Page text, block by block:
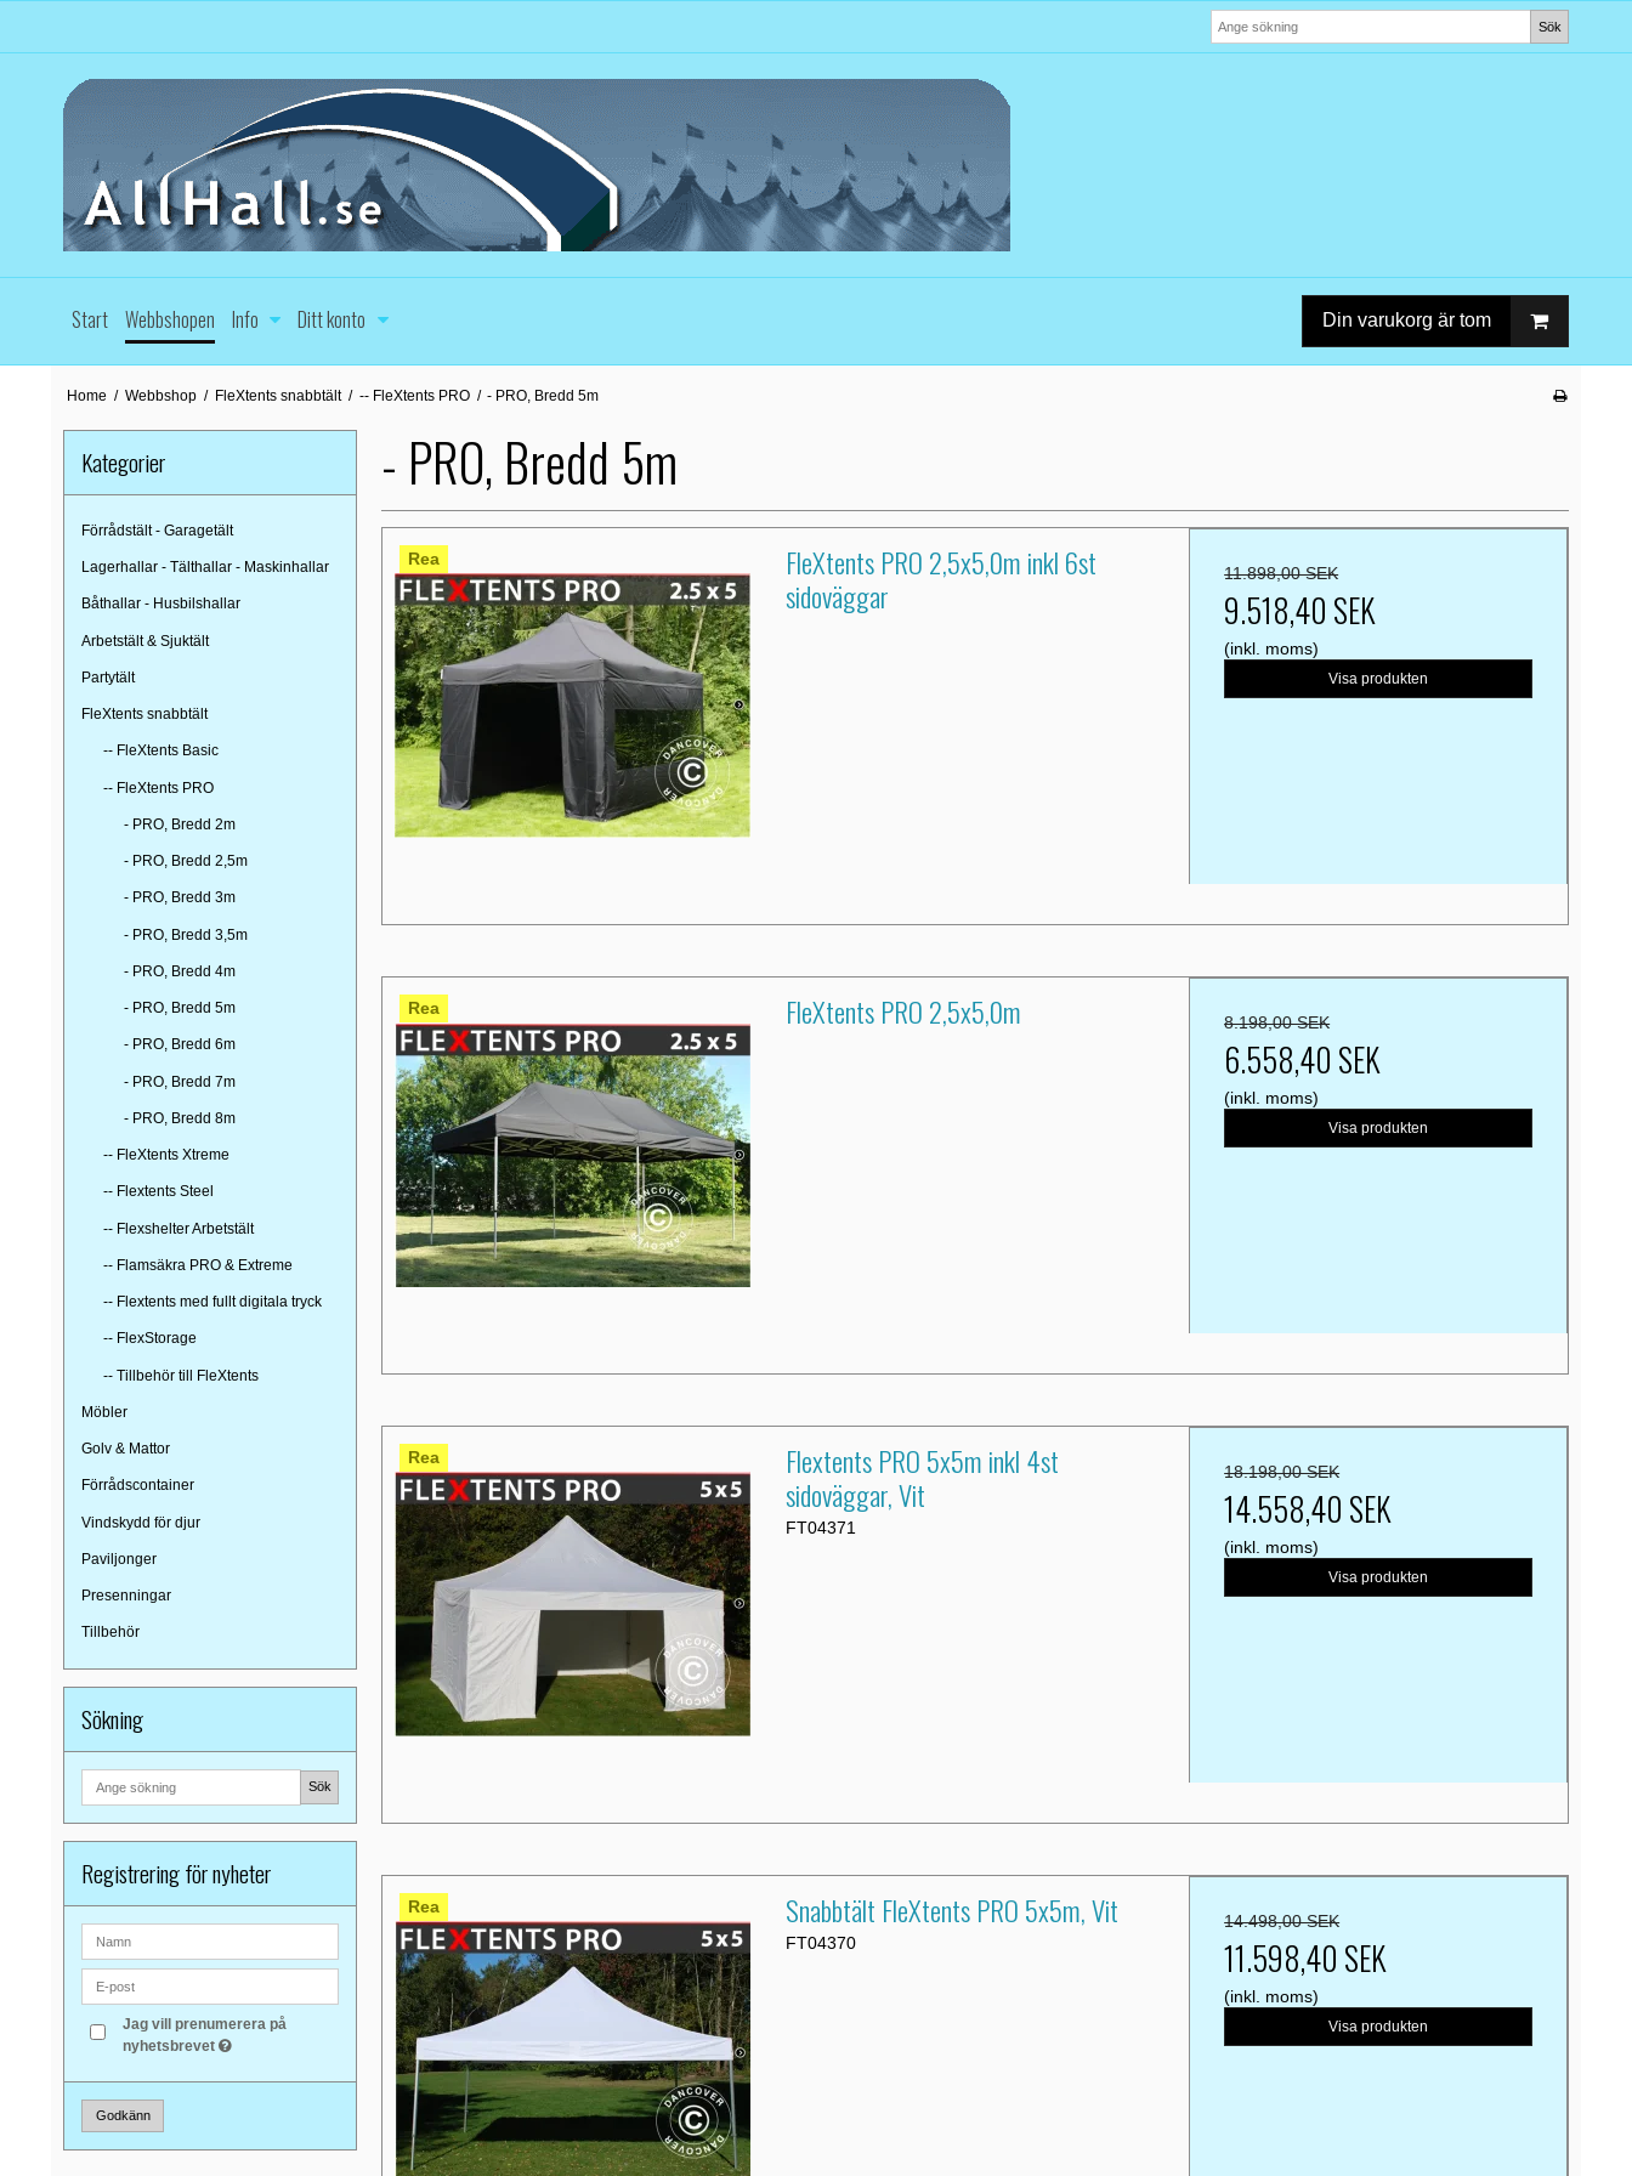
Sök
Start Webbshopen Info Ditt konto Din varukorg är tom
Home / Webbshop / FleXtents snabbtält / -- FleXtents PRO / - PRO, Bredd 5m
Kategorier
Förrådstält - Garagetält
Lagerhallar - Tälthallar - Maskinhallar
Båthallar - Husbilshallar
Arbetstält & Sjuktält
Partytält
FleXtents snabbtält
-- FleXtents Basic
-- FleXtents PRO
- PRO, Bredd 2m
- PRO, Bredd 2,5m
- PRO, Bredd 3m
- PRO, Bredd 3,5m
- PRO, Bredd 4m
- PRO, Bredd 5m
- PRO, Bredd 6m
- PRO, Bredd 7m
- PRO, Bredd 8m
-- FleXtents Xtreme
-- Flextents Steel
-- Flexshelter Arbetstält
-- Flamsäkra PRO & Extreme
-- Flextents med fullt digitala tryck
-- FlexStorage
-- Tillbehör till FleXtents
Möbler
Golv & Mattor
Förrådscontainer
Vindskydd för djur
Paviljonger
Presenningar
Tillbehör
Sökning
Sök
Registrering för nyheter
Jag vill prenumerera på
nyhetsbrevet
Godkänn
- PRO, Bredd 5m
Rea
FleXtents PRO 2,5x5,0m inkl 6st
sidoväggar
11.898,00 SEK
9.518,40 SEK
(inkl. moms)
Visa produkten
Rea FleXtents PRO 2,5x5,0m 8.198,00 SEK
6.558,40 SEK
(inkl. moms)
Visa produkten
Rea
Flextents PRO 5x5m inkl 4st
sidoväggar, Vit
FT04371
18.198,00 SEK
14.558,40 SEK
(inkl. moms)
Visa produkten
Rea Snabbtält FleXtents PRO 5x5m, Vit
FT04370
14.498,00 SEK
11.598,40 SEK
(inkl. moms)
Visa produkten